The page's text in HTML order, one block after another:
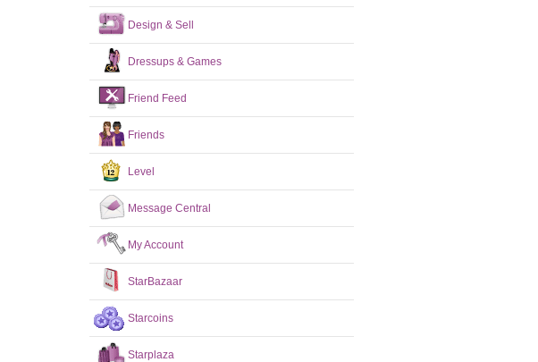
Design & Sell
Dressups & Games
Friend Feed
Friends
Level
Message Central
My Account
StarBazaar
Starcoins
Starplaza